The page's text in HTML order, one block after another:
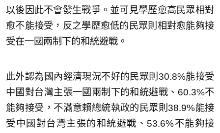
以後因此不會發生戰爭。並可見學歷愈高民眾相對
愈不能接受，反之學歷愈低的民眾則相對愈能夠接
受在一國兩制下的和統避戰。
此外認為國內經濟現況不好的民眾則30.8%能接受
中國對台灣主張一國兩制下的和統避戰、60.3%不
能夠接受，不滿意賴總統執政的民眾則38.9%能接
受中國對台灣主張的和統避戰、53.6%不能夠接